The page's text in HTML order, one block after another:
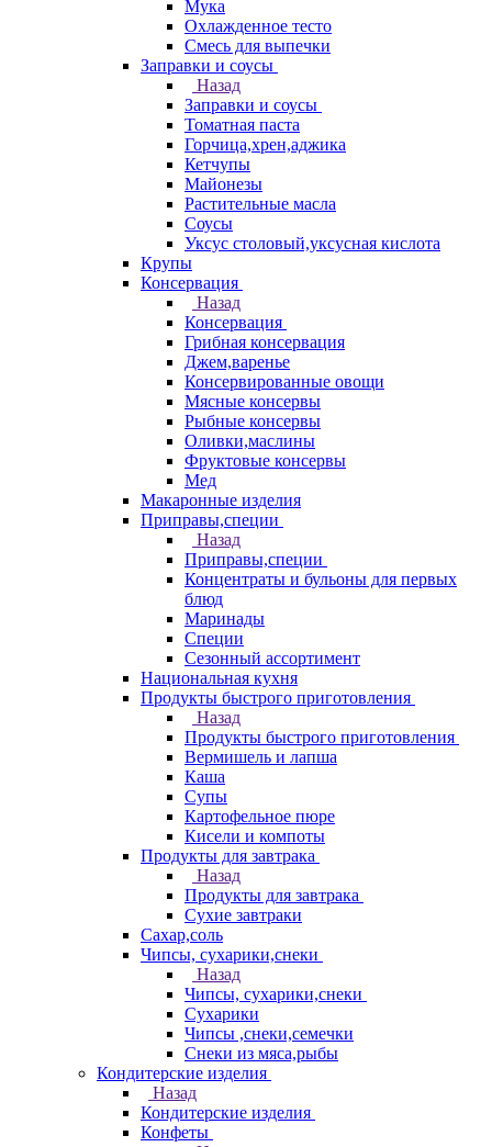
Мука
Охлажденное тесто
Смесь для выпечки
Заправки и соусы
Назад
Заправки и соусы
Томатная паста
Горчица,хрен,аджика
Кетчупы
Майонезы
Растительные масла
Соусы
Уксус столовый,уксусная кислота
Крупы
Консервация
Назад
Консервация
Грибная консервация
Джем,варенье
Консервированные овощи
Мясные консервы
Рыбные консервы
Оливки,маслины
Фруктовые консервы
Мед
Макаронные изделия
Приправы,специи
Назад
Приправы,специи
Концентраты и бульоны для первых
блюд
Маринады
Специи
Сезонный ассортимент
Национальная кухня
Продукты быстрого приготовления
Назад
Продукты быстрого приготовления
Вермишель и лапша
Каша
Супы
Картофельное пюре
Кисели и компоты
Продукты для завтрака
Назад
Продукты для завтрака
Сухие завтраки
Сахар,соль
Чипсы, сухарики,снеки
Назад
Чипсы, сухарики,снеки
Сухарики
Чипсы ,снеки,семечки
Снеки из мяса,рыбы
Кондитерские изделия
Назад
Кондитерские изделия
Конфеты